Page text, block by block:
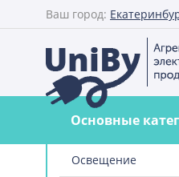
Ваш город:
Основные
Освещение